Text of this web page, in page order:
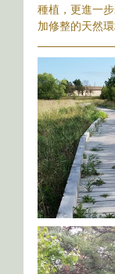
種植，更進一
加修整的天然